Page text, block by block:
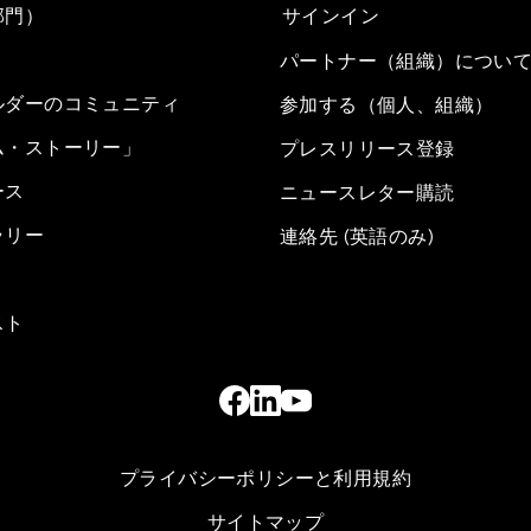
）
ーのコミュニティ
ストーリー」
リー
サインイン
パートナー（組織）につい
参加する（個人、組織）
プレスリリース登録
ニュースレター購読
連絡先 (英語のみ)
プライバシーポリシーと利用規約
サイトマップ